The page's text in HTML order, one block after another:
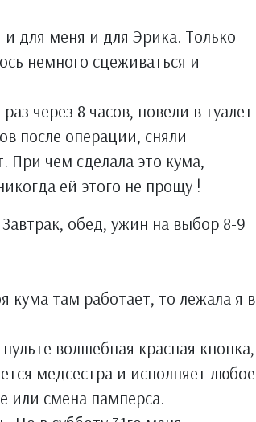
для меня и для Эрика. Только
немного сцеживаться и
через 8 часов, повели в туалет
после операции, сняли
При чем сделала это кума,
ей этого не прощу !
обед, ужин на выбор 8-9
кума там работает, то лежала я в
волшебная красная кнопка,
медсестра и исполняет любое
или смена памперса.